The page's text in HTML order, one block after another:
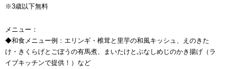
※3歳以下無料
メニュー：
◆和食メニュー例：エリンギ・椎茸と里芋の和風キッシュ、えのきた
け・きくらげとごぼうの有馬煮、まいたけとぶなしめじのかき揚げ（ラ
イブキッチンで提供！）など